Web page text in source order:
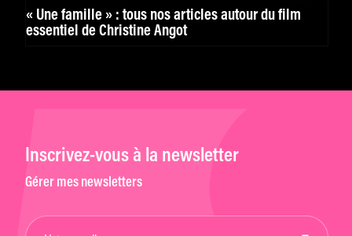
« Une famille » : tous nos articles autour du film
essentiel de Christine Angot
Inscrivez-vous à la newsletter
Gérer mes newsletters